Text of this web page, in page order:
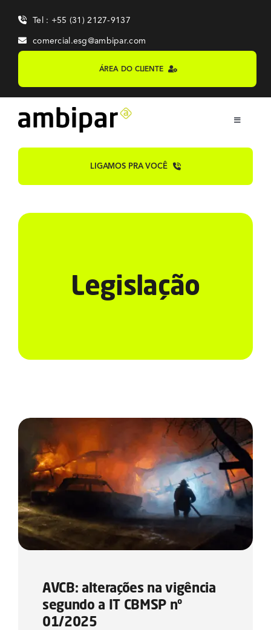
content
Tel : +55 (31) 2127-9137
comercial.esg@ambipar.com
ÁREA DO CLIENTE
Toggle
Home
EAD
LIGAMOS PRA VOCÊ
Legislação
AVCB: alterações na vigência
segundo a IT CBMSP nº
01/2025